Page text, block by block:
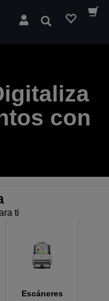
Buscar
con
ti
Escáneres